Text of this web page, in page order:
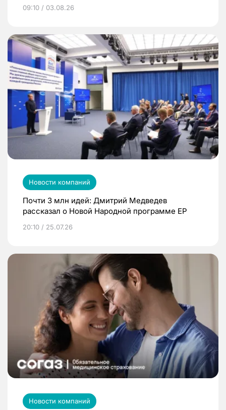
09:10 / 03.08.26
Новости компаний
Почти 3 млн идей: Дмитрий Медведев
рассказал о Новой Народной программе ЕР
20:10 / 25.07.26
Новости компаний